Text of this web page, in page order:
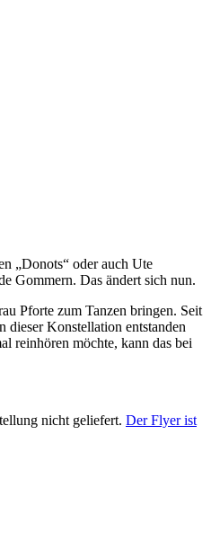
„Donots“ oder auch Ute
Gommern. Das ändert sich nun.
Pforte zum Tanzen bringen. Seit
dieser Konstellation entstanden
reinhören möchte, kann das bei
nicht geliefert. Der Flyer ist